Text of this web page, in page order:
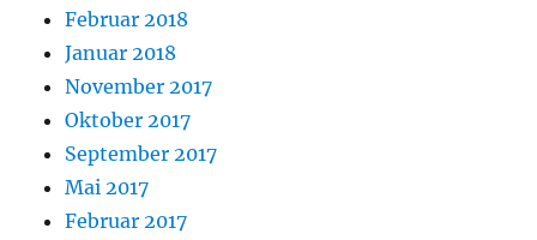
Februar 2018
Januar 2018
November 2017
Oktober 2017
September 2017
Mai 2017
Februar 2017